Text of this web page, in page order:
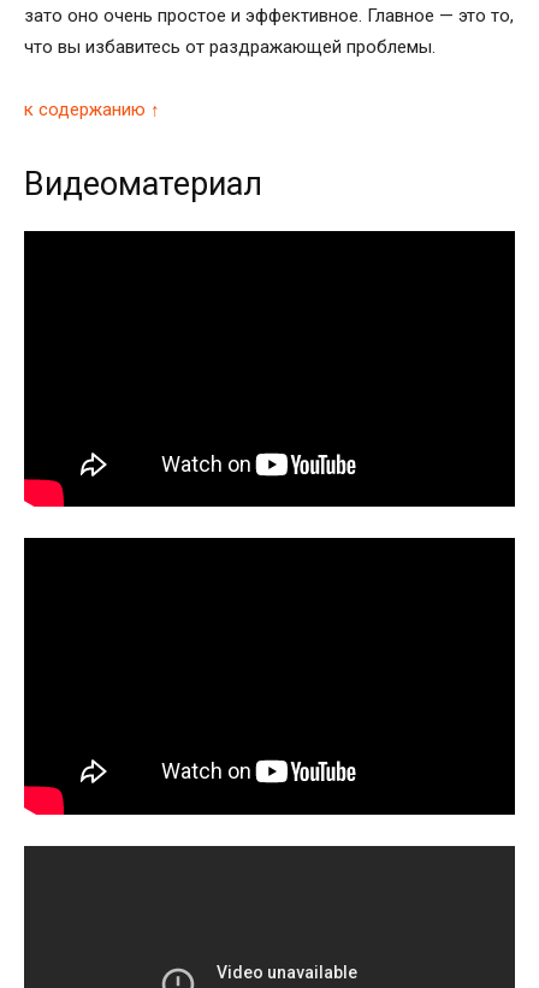
зато оно очень простое и эффективное. Главное — это то,
что вы избавитесь от раздражающей проблемы.
к содержанию ↑
Видеоматериал